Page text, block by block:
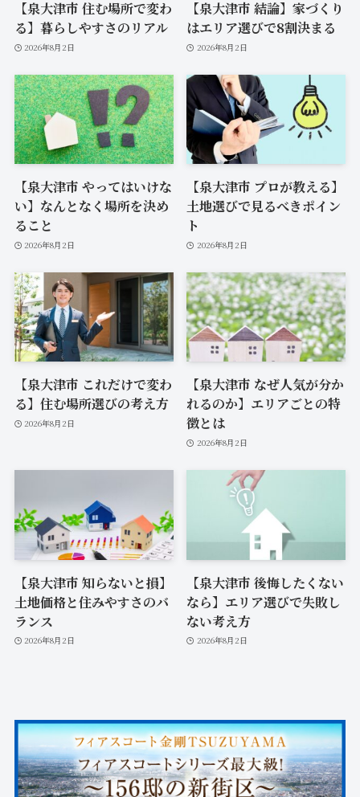
【泉大津市 住む場所で変わ
る】暮らしやすさのリアル
2026年8月2日
【泉大津市 結論】家づくり
はエリア選びで8割決まる
2026年8月2日
【泉大津市 やってはいけな
い】なんとなく場所を決め
ること
2026年8月2日
【泉大津市 プロが教える】
土地選びで見るべきポイン
ト
2026年8月2日
【泉大津市 これだけで変わ
る】住む場所選びの考え方
2026年8月2日
【泉大津市 なぜ人気が分か
れるのか】エリアごとの特
徴とは
2026年8月2日
【泉大津市 知らないと損】
土地価格と住みやすさのバ
ランス
2026年8月2日
【泉大津市 後悔したくない
なら】エリア選びで失敗し
ない考え方
2026年8月2日